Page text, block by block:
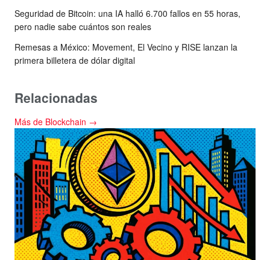
Seguridad de Bitcoin: una IA halló 6.700 fallos en 55 horas,
pero nadie sabe cuántos son reales
Remesas a México: Movement, El Vecino y RISE lanzan la
primera billetera de dólar digital
Relacionadas
Más de Blockchain →